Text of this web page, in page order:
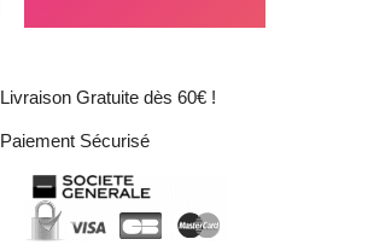
Livraison Gratuite dès 60€ !
Paiement Sécurisé